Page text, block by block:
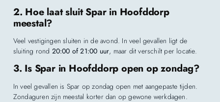
2. Hoe laat sluit Spar in Hoofddorp
meestal?
Veel vestigingen sluiten in de avond. In veel gevallen ligt de
sluiting rond 20:00 of 21:00 uur, maar dit verschilt per locatie.
3. Is Spar in Hoofddorp open op zondag?
In veel gevallen is Spar op zondag open met aangepaste tijden.
Zondaguren zijn meestal korter dan op gewone werkdagen.